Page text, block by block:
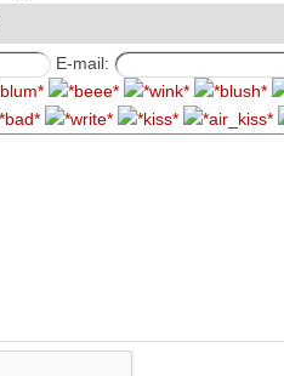
E-mail: